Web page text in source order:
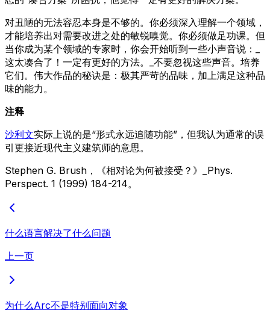
对丑陋的无法容忍本身是不够的。你必须深入理解一个领域，
才能培养出对需要改进之处的敏锐嗅觉。你必须做足功课。但
当你成为某个领域的专家时，你会开始听到一些小声音说：_
这太凑合了！一定有更好的方法。_不要忽视这些声音。培养
它们。伟大作品的秘诀是：极其严苛的品味，加上满足这种品
味的能力。
注释
沙利文实际上说的是“形式永远追随功能”，但我认为通常的误
引更接近现代主义建筑师的意思。
Stephen G. Brush，《相对论为何被接受？》_Phys.
Perspect. 1 (1999) 184-214。
什么语言解决了什么问题
上一页
为什么Arc不是特别面向对象